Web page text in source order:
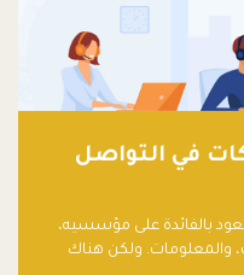
في التواصل
بالفائدة على مؤسسيه،
والمعلومات. ولكن هناك